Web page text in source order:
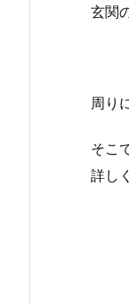
玄関
周り
そこ
詳し